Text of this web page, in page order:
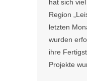
hat sich
Region
letzten
wurden
ihre
Projekte